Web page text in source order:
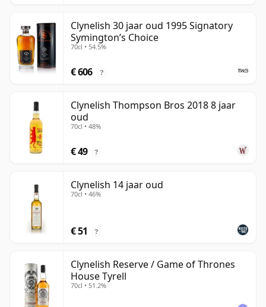
Clynelish 30 jaar oud 1995 Signatory
Symington’s Choice
70cl • 54.5%
€ 606 ?
Clynelish Thompson Bros 2018 8 jaar
oud
70cl • 48%
€ 49 ?
Clynelish 14 jaar oud
70cl • 46%
€ 51 ?
Clynelish Reserve / Game of Thrones
House Tyrell
70cl • 51.2%